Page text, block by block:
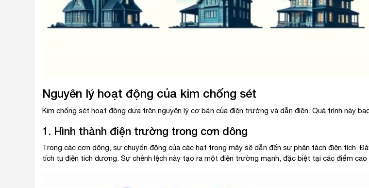
Nguyên lý hoạt động của kim chống sét
Kim chống sét hoạt động dựa trên nguyên lý cơ bản của điện trường và dẫn điện. Quá trình này
1. Hình thành điện trường trong cơn dông
Trong các cơn dông, sự chuyển động của các hạt trong mây sẽ dẫn đến sự phân tách điện tích.
tích tụ điện tích dương. Sự chênh lệch này tạo ra một điện trường mạnh, đặc biệt tại các điểm